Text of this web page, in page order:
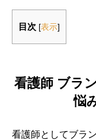
目次 [表示]
看護師 ブラ
悩
看護師としてブラ